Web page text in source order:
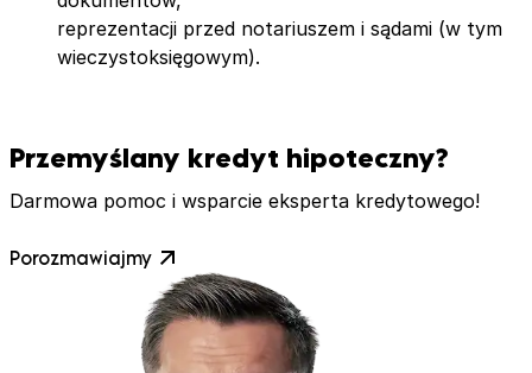
reprezentacji przed notariuszem i sądami (w tym
wieczystoksięgowym).
Przemyślany kredyt hipoteczny?
Darmowa pomoc i wsparcie eksperta kredytowego!
Porozmawiajmy